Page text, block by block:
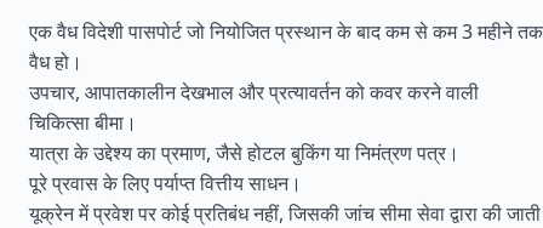
एक वैध विदेशी पासपोर्ट जो नियोजित प्रस्थान के बाद कम से कम 3 महीने तक
वैध हो।
उपचार, आपातकालीन देखभाल और प्रत्यावर्तन को कवर करने वाली
चिकित्सा बीमा।
यात्रा के उद्देश्य का प्रमाण, जैसे होटल बुकिंग या निमंत्रण पत्र।
पूरे प्रवास के लिए पर्याप्त वित्तीय साधन।
यूक्रेन में प्रवेश पर कोई प्रतिबंध नहीं, जिसकी जांच सीमा सेवा द्वारा की जाती